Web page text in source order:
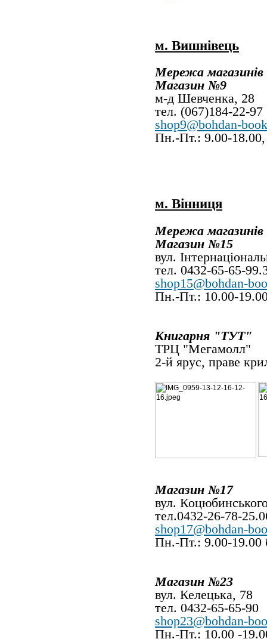
м. Вишнівець
Мережа магазинів
Магазин №9
м-д
тел. (067)184-22-97
shop9@bohdan-
Пн.-Пт.: 9.00-
м. Вінниця
Мережа магазинів
Магазин №15
вул.
тел. 0432-65-65-
shop15@bohdan-
Пн.-Пт.: 10.00-
Книгарня "ТУТ"
ТРЦ "Мегамолл"
2-й ярус, праве
Магазин №17
вул.
тел.0432-26-78-
shop17@bohdan-
Пн.-Пт.: 9.00-19.00
Магазин №23
вул. Келецька, 78
тел. 0432-65-65-90
shop23@bohdan-
Пн.-Пт.: 10.00 -